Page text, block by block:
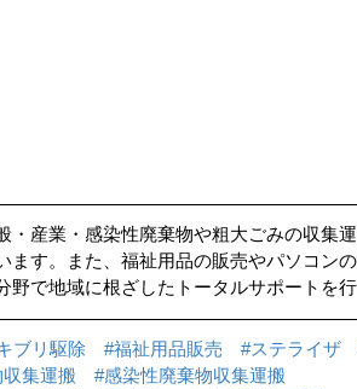
・産業・感染性廃棄物や粗大ごみの収集
ます。また、福祉用品の販売やパソコン
野で地域に根ざしたトータルサポートを行
ブリ駆除 #福祉用品販売 #ステライザ
集運搬
#感染性廃棄物収集運搬